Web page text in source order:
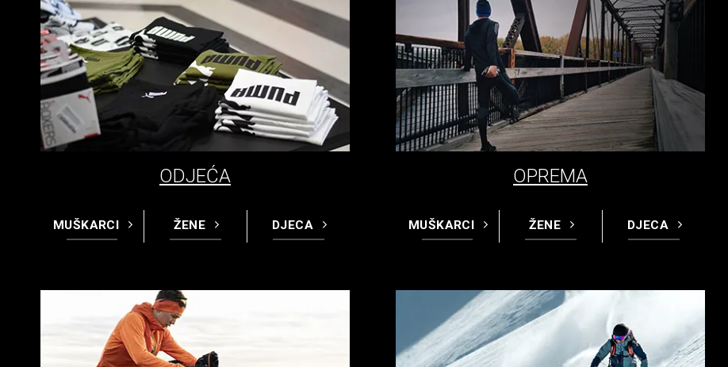
ODJEĆA
MUŠKARCI ŽENE DJECA
OPREMA
MUŠKARCI ŽENE DJECA